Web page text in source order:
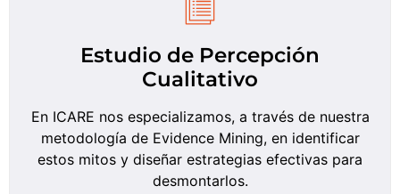
Estudio de Percepción
Cualitativo
En ICARE nos especializamos, a través de nuestra
metodología de Evidence Mining, en identificar
estos mitos y diseñar estrategias efectivas para
desmontarlos.